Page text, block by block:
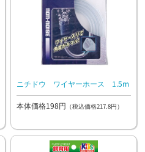
ニチドウ ワイヤーホース 1.5m
本体価格198円 （税込価格217.8円）